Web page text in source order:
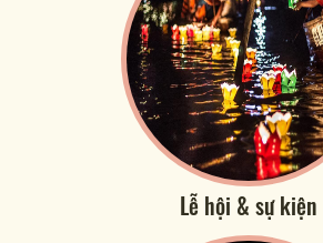
Lễ hội & sự kiện